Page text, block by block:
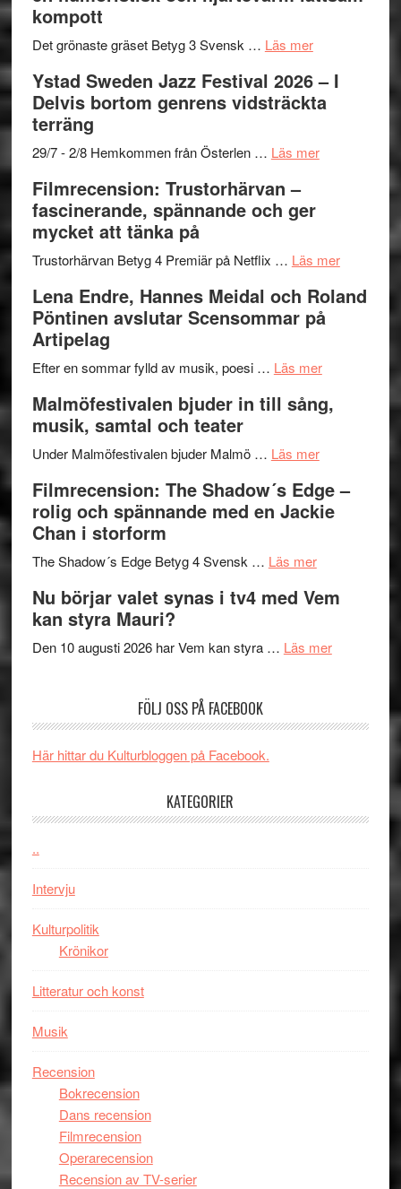
Frankenshtey
med
Fox
och
Scully
åretsFilmstadens
stipendium
kompott
Det grönaste gräset Betyg 3 Svensk … Läs merom
Det
grönaste
–
och
lättsam
Ystad Sweden Jazz Festival 2026 – I
Delvis bortom genrens vidsträckta
terräng
29/7 - 2/8 Hemkommen från Österlen … Läs merom
2026
I
Delvis
genrens
terräng
Filmrecension: Trustorhärvan –
fascinerande, spännande och ger
mycket att tänka på
Trustorhärvan Betyg 4 Premiär på Netflix … Läs merom
på
Lena Endre, Hannes Meidal och Roland
Pöntinen avslutar Scensommar på
Artipelag
Efter en sommar fylld av musik, poesi … Läs merom
Endre,
Roland
Pöntinen
Artipelag
Malmöfestivalen bjuder in till sång,
musik, samtal och teater
Under Malmöfestivalen bjuder Malmö … Läs merom
bjuder
in
samtal
teater
Filmrecension: The Shadow´s Edge –
rolig och spännande med en Jackie
Chan i storform
The Shadow´s Edge Betyg 4 Svensk … Läs merom
Filmrecension:
The
´s
och
Jackie
Nu börjar valet synas i tv4 med Vem
kan styra Mauri?
Den 10 augusti 2026 har Vem kan styra … Läs merom
synas
Vem
FÖLJ OSS PÅ FACEBOOK
Här hittar du Kulturbloggen på Facebook.
KATEGORIER
..
Intervju
Kulturpolitik
Krönikor
Litteratur och konst
Musik
Recension
Bokrecension
Dans recension
Filmrecension
Operarecension
Recension av TV-serier